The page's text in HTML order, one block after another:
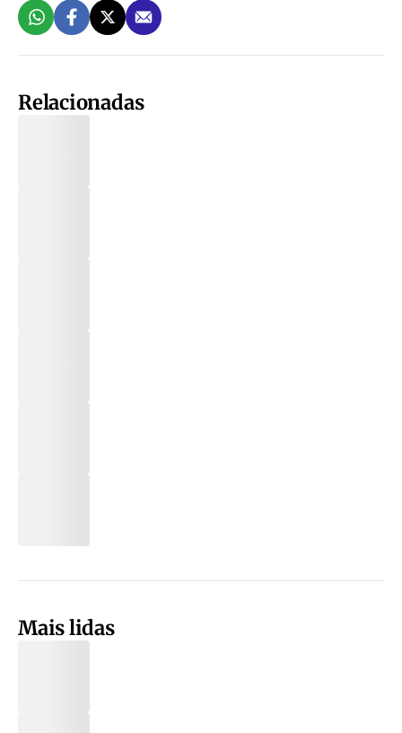
Relacionadas
Mais lidas